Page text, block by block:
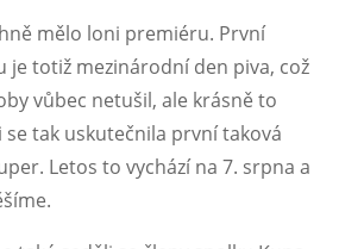
mělo loni premiéru. První
je totiž mezinárodní den piva, což
vůbec netušil, ale krásně to
se tak uskutečnila první taková
Letos to vychází na 7. srpna a